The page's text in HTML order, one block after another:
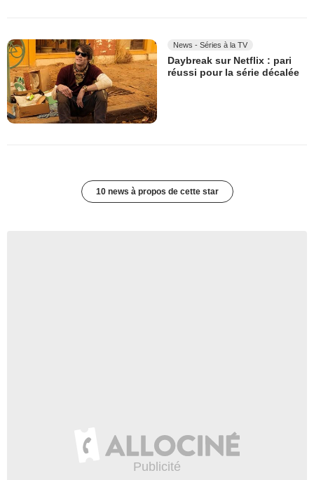
News - Séries à la TV
Daybreak sur Netflix : pari
réussi pour la série décalée
10 news à propos de cette star